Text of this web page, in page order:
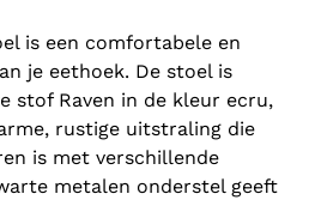
is een comfortabele en
je eethoek. De stoel is
stof Raven in de kleur ecru,
rustige uitstraling die
is met verschillende
metalen onderstel geeft